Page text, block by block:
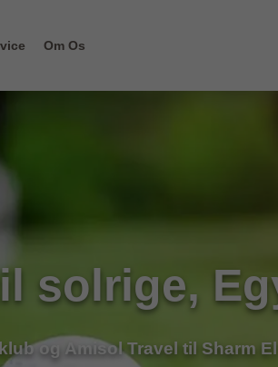
Om Os
solrige,
og Amisol Travel til Sharm